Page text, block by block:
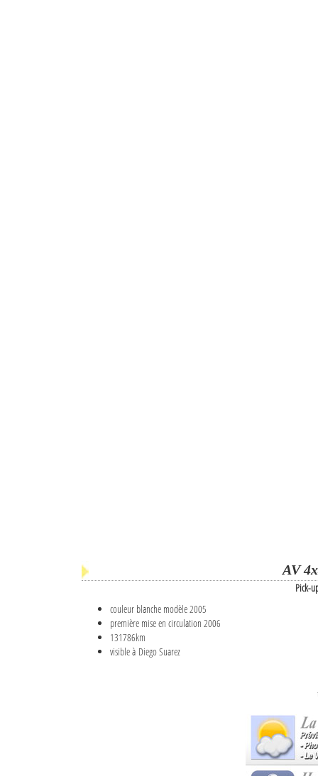
AV
Pick-
couleur blanche modèle 2005
première mise en circulation 2006
131786km
visible à Diego Suarez